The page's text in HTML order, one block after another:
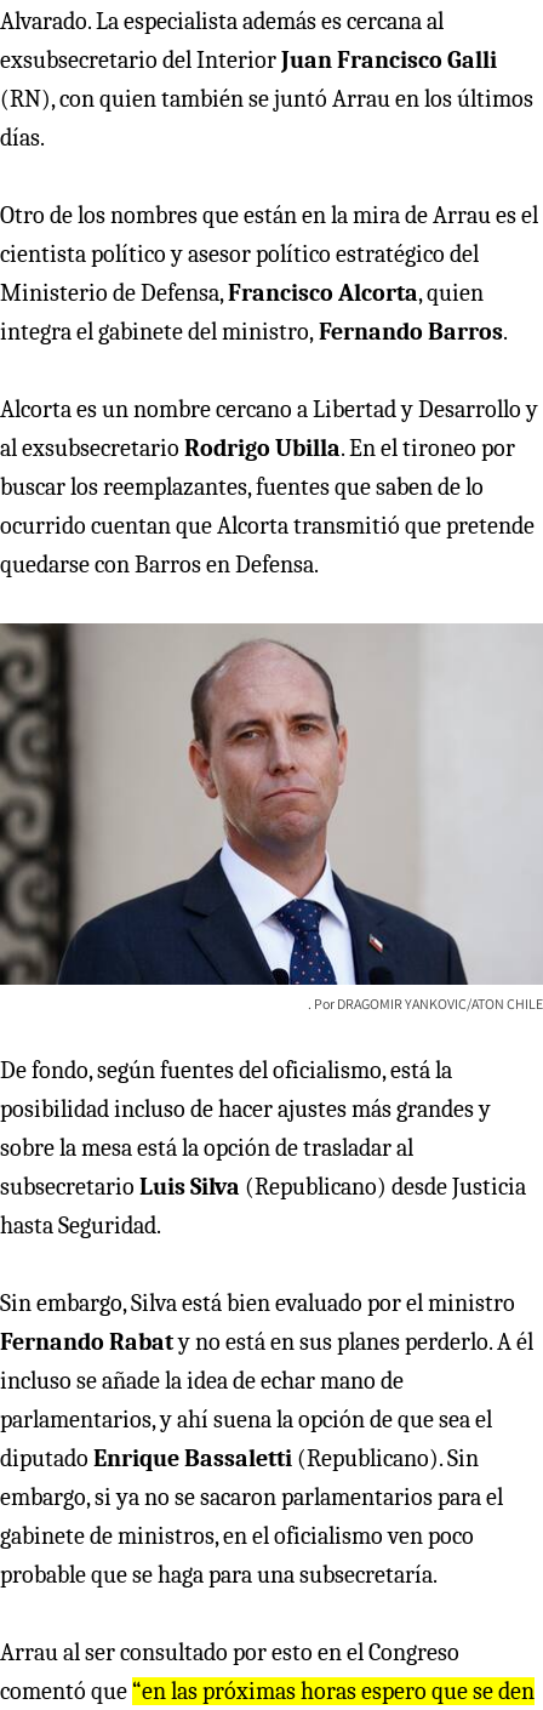
Alvarado. La especialista además es cercana al
exsubsecretario del InteriorJuan Francisco Galli
(RN), con quien también se juntó Arrau en los últimos
días.
Otro de los nombres que están en la mira de Arrau es el
cientista político y asesor político estratégico del
Ministerio de Defensa,Francisco Alcorta, quien
integra el gabinete del ministro,Fernando Barros.
Alcorta es un nombre cercano a Libertad y Desarrollo y
al exsubsecretario Rodrigo Ubilla. En el tironeo por
buscar los reemplazantes, fuentes que saben de lo
ocurrido cuentan que Alcorta transmitió que pretende
quedarse con Barros en Defensa.
DRAGOMIR YANKOVIC/ATON CHILE
De fondo, según fuentes del oficialismo, está la
posibilidad incluso de hacer ajustes más grandes y
sobre la mesa está la opción de trasladar al
subsecretario Luis Silva (Republicano) desde Justicia
hasta Seguridad.
Sin embargo, Silva está bien evaluado por el ministro
Fernando Rabaty no está en sus planes perderlo. A él
incluso se añade la idea de echar mano de
parlamentarios, y ahí suena la opción de que sea el
diputado Enrique Bassaletti (Republicano). Sin
embargo, si ya no se sacaron parlamentarios para el
gabinete de ministros, en el oficialismo ven poco
probable que se haga para una subsecretaría.
Arrau al ser consultado por esto en el Congreso
comentó que “en las próximas horas espero que se den